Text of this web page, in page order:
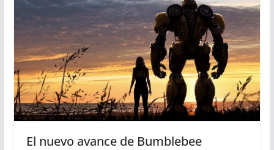
El nuevo avance de Bumblebee